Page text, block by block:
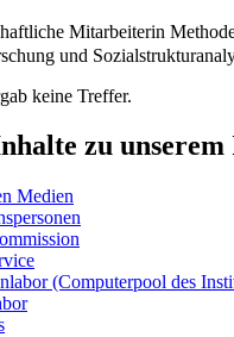
Mitarbeiterin
und
keine Treffer.
zu
Medien
(Computerpool des